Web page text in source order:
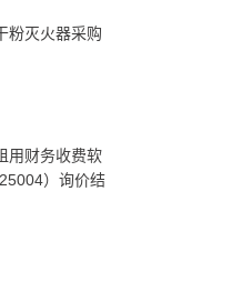
粉灭火器采购
用财务收费软
）询价结